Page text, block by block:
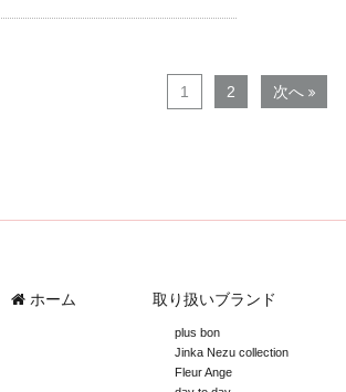
1 2 次へ
ホーム 取り扱いブランド
plus bon
Jinka Nezu collection
Fleur Ange